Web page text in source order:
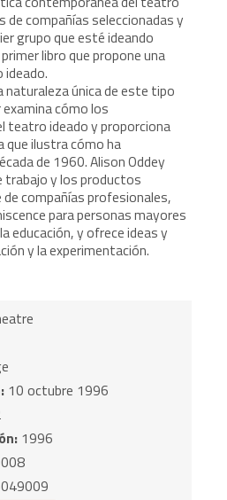
de compañías seleccionadas y
grupo que esté ideando
libro que propone una
naturaleza única de este tipo
cómo los
teatro ideado y proporciona
que ilustra cómo ha
de 1960. Alison Oddey
trabajo y los productos
compañías profesionales,
para personas mayores
educación, y ofrece ideas y
y la experimentación.
10 octubre 1996
1996